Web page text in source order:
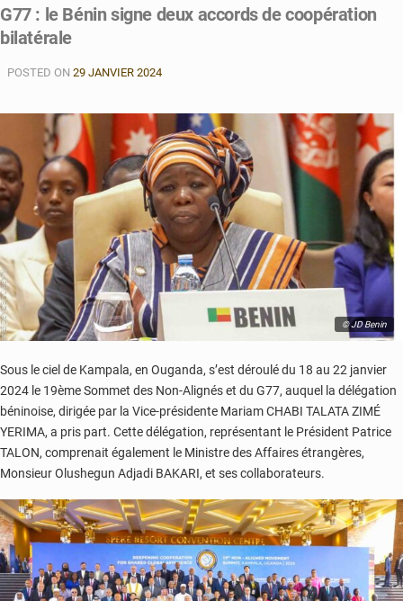
G77 : le Bénin signe deux accords de coopération
bilatérale
POSTED ON 29 JANVIER 2024
© JD Benin
Sous le ciel de Kampala, en Ouganda, s’est déroulé du 18 au 22 janvier
2024 le 19ème Sommet des Non-Alignés et du G77, auquel la délégation
béninoise, dirigée par la Vice-présidente Mariam CHABI TALATA ZIMÉ
YERIMA, a pris part. Cette délégation, représentant le Président Patrice
TALON, comprenait également le Ministre des Affaires étrangères,
Monsieur Olushegun Adjadi BAKARI, et ses collaborateurs.